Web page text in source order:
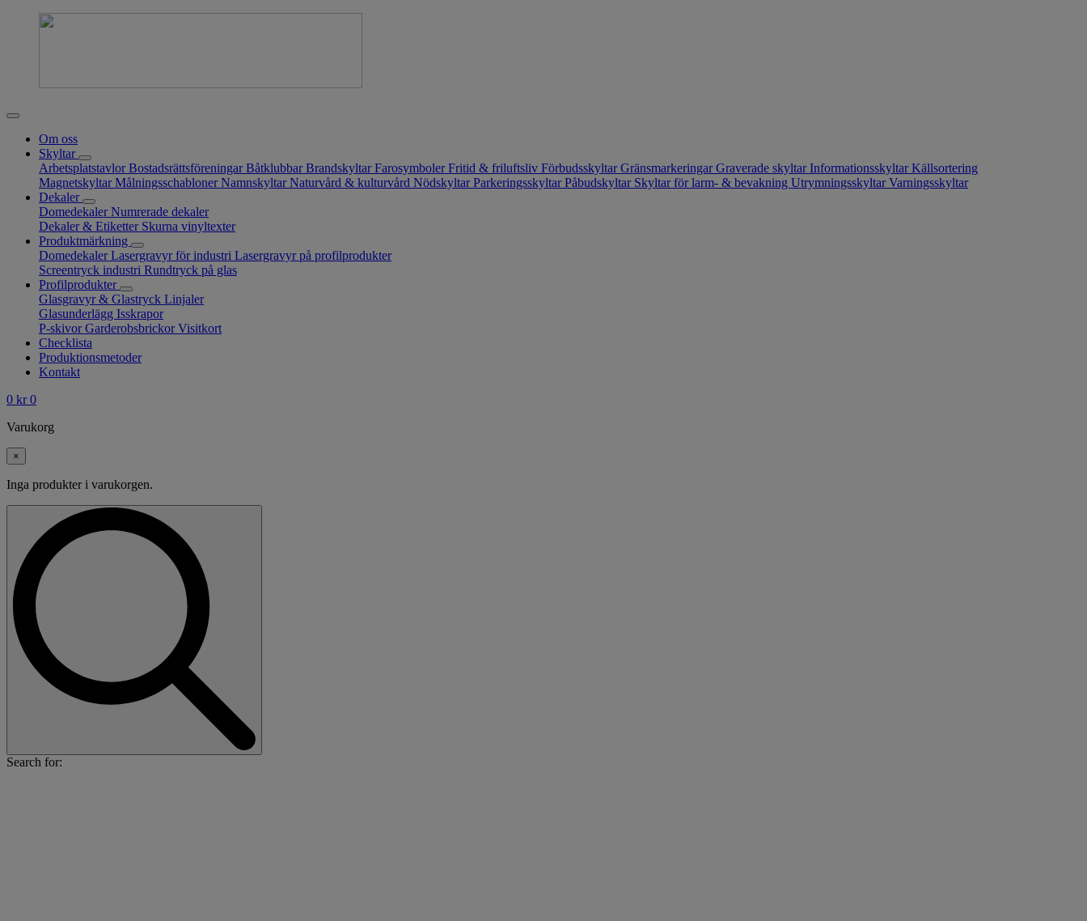
Om oss
Skyltar
ArbetsplatstavlorBostadsrättsföreningarBåtklubbarBrandskyltarFarosymbolerFritid & friluftsliv FörbudsskyltarGränsmarkeringarGraverade skyltarInformationsskyltarKällsortering
MagnetskyltarMålningsschablonerNamnskyltarNaturvård & kulturvård NödskyltarParkeringsskyltarPåbudskyltar Skyltar för larm- & bevakning UtrymningsskyltarVarningsskyltar
Dekaler
DomedekalerNumrerade dekaler
Dekaler & Etiketter Skurna vinyltexter
Produktmärkning
DomedekalerLasergravyr för industri Lasergravyr på profilprodukter
Screentryck industri Rundtryck på glas
Profilprodukter
Glasgravyr & Glastryck Linjaler
Glasunderlägg Isskrapor
P-skivorGarderobsbrickorVisitkort
Checklista
Produktionsmetoder
Kontakt
0 kr 0
Varukorg
×
Inga produkter i varukorgen.
Search for: